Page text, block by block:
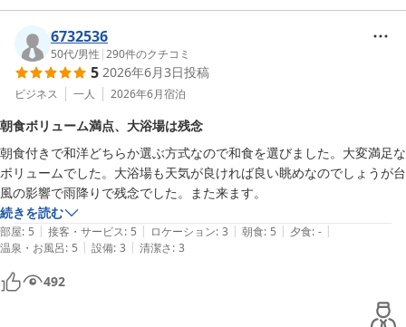
アクセス：ＪＲ富山駅改札口正面より、市内電車で5分・桜橋駅下
車(復路優待乗車券有）
………………………………………………
大浴場：【男湯】 「立山連峰展望浴場」人工ラジウム温泉・サウ
ナ・水風呂・ジェット風呂・露天風呂完備
付無料　※3名様限定(フロント予約要)
………………………………………………
朝食：立山連峰眺望！！朝風呂入って、ゆっくり寛ぎながら「選べ
る！！メイン日替わり和・洋定食」
北陸の味・お袋の味「和定食」、カロリー最適「洋定食」：サラ
………………………………………………
夕食：ホテル隣接のおすすめ飲食店「焼肉」「居酒屋」「生簀割
最上階の大浴場や湯上がり処のビールサーバーをお楽しみいただけ
たとのこと、大変嬉しく拝読いたしました。ご滞在中のひととき
が、少しでもリラックスできる時間となっておりましたら幸いでご
ざいます。
また、立地につきましてもご満足いただけたようで何よりでござい
ます。当ホテルは富山駅から徒歩圏内にあり、周辺には飲食店も多
くございますので、観光やお仕事の拠点として便利にご利用いただ
けます。
「また泊まりたい」とのお言葉を励みに、これからも快適なご滞在
を提供できるよう努めてまいります。
またのご来館を心よりお待ち申し上げております。
6732536
50代/男性 |290件のクチコミ
5 2026年6月3日投稿
ビジネス 一人 2026年6月宿泊
朝食ボリューム満点、大浴場は残念
朝食付きで和洋どちらか選ぶ方式なので和食を選びました。大変満足な
ボリュームでした。大浴場も天気が良ければ良い眺めなのでしょうが台
風の影響で雨降りで残念でした。また来ます。
続きを読む
部屋: 5 | 接客・サービス: 5 | ロケーション: 3 | 朝食: 5 | 夕食: - |
温泉・お風呂: 5 | 設備: 3 | 清潔さ: 3
492